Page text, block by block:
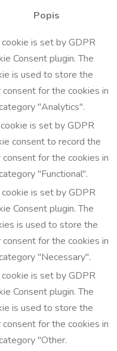
Popis
cookie is set by GDPR
Consent plugin. The
is used to store the
consent for the cookies in
"Analytics".
is set by GDPR
consent to record the
consent for the cookies in
"Functional".
cookie is set by GDPR
Consent plugin. The
is used to store the
consent for the cookies in
"Necessary".
cookie is set by GDPR
Consent plugin. The
is used to store the
consent for the cookies in
"Other.